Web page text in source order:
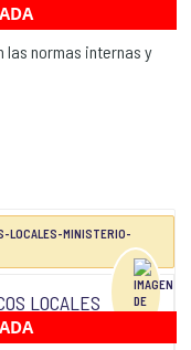
con objeto de
normas internas y
LOCALES